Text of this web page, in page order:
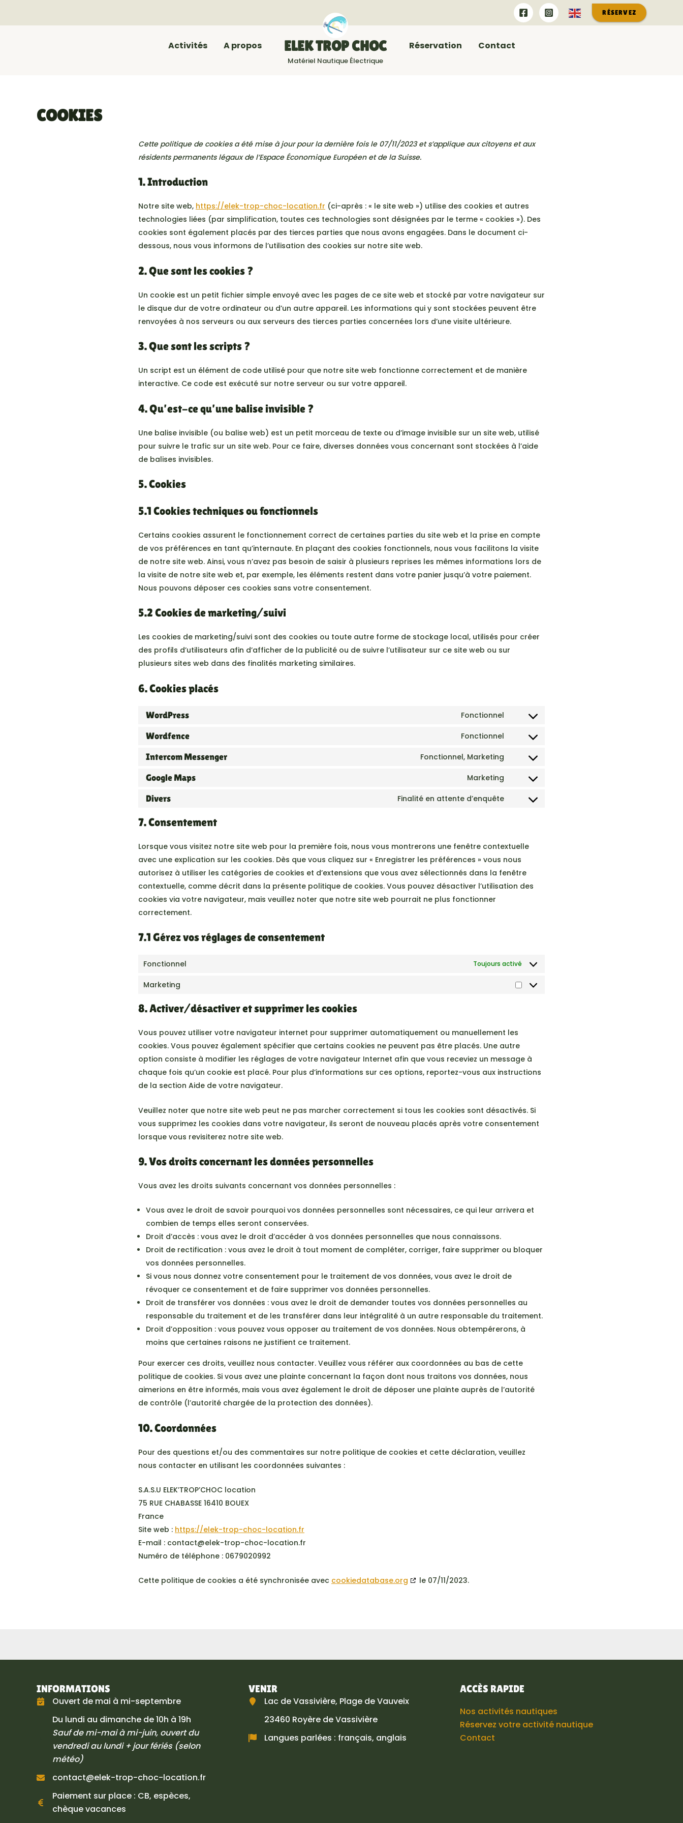
RÉSERVEZ
Activités A propos ELEK TROP CHOC Réservation Contact
COOKIES
Cette politique de cookies a été mise à jour pour la dernière fois le 07/11/2023 et s’applique aux citoyens et aux
résidents permanents légaux de l’Espace Économique Européen et de la Suisse.
1. Introduction
Notre site web, https://elek-trop-choc-location.fr (ci-après : « le site web ») utilise des cookies et autres
technologies liées (par simplification, toutes ces technologies sont désignées par le terme « cookies »). Des
cookies sont également placés par des tierces parties que nous avons engagées. Dans le document ci-
dessous, nous vous informons de l’utilisation des cookies sur notre site web.
2. Que sont les cookies ?
Un cookie est un petit fichier simple envoyé avec les pages de ce site web et stocké par votre navigateur sur
le disque dur de votre ordinateur ou d’un autre appareil. Les informations qui y sont stockées peuvent être
renvoyées à nos serveurs ou aux serveurs des tierces parties concernées lors d’une visite ultérieure.
3. Que sont les scripts ?
Un script est un élément de code utilisé pour que notre site web fonctionne correctement et de manière
interactive. Ce code est exécuté sur notre serveur ou sur votre appareil.
4. Qu’est-ce qu’une balise invisible ?
Une balise invisible (ou balise web) est un petit morceau de texte ou d’image invisible sur un site web, utilisé
pour suivre le trafic sur un site web. Pour ce faire, diverses données vous concernant sont stockées à l’aide
de balises invisibles.
5. Cookies
5.1 Cookies techniques ou fonctionnels
Certains cookies assurent le fonctionnement correct de certaines parties du site web et la prise en compte
de vos préférences en tant qu’internaute. En plaçant des cookies fonctionnels, nous vous facilitons la visite
de notre site web. Ainsi, vous n’avez pas besoin de saisir à plusieurs reprises les mêmes informations lors de
la visite de notre site web et, par exemple, les éléments restent dans votre panier jusqu’à votre paiement.
Nous pouvons déposer ces cookies sans votre consentement.
5.2 Cookies de marketing/suivi
Les cookies de marketing/suivi sont des cookies ou toute autre forme de stockage local, utilisés pour créer
des profils d’utilisateurs afin d’afficher de la publicité ou de suivre l’utilisateur sur ce site web ou sur
plusieurs sites web dans des finalités marketing similaires.
6. Cookies placés
WordPress Fonctionnel
Consent
wordpress
Wordfence Fonctionnel
Consent
wordfence
Intercom Messenger Fonctionnel, Marketing
Consent
intercom-
Google Maps Marketing
Consent
Divers Finalité en attente d’enquête
Consent
divers
7. Consentement
Lorsque vous visitez notre site web pour la première fois, nous vous montrerons une fenêtre contextuelle
avec une explication sur les cookies. Dès que vous cliquez sur « Enregistrer les préférences » vous nous
autorisez à utiliser les catégories de cookies et d’extensions que vous avez sélectionnés dans la fenêtre
contextuelle, comme décrit dans la présente politique de cookies. Vous pouvez désactiver l’utilisation des
cookies via votre navigateur, mais veuillez noter que notre site web pourrait ne plus fonctionner
correctement.
7.1 Gérez vos réglages de consentement
Fonctionnel Toujours activé
Marketing
Marketing
8. Activer/désactiver et supprimer les cookies
Vous pouvez utiliser votre navigateur internet pour supprimer automatiquement ou manuellement les
cookies. Vous pouvez également spécifier que certains cookies ne peuvent pas être placés. Une autre
option consiste à modifier les réglages de votre navigateur Internet afin que vous receviez un message à
chaque fois qu’un cookie est placé. Pour plus d’informations sur ces options, reportez-vous aux instructions
de la section Aide de votre navigateur.
Veuillez noter que notre site web peut ne pas marcher correctement si tous les cookies sont désactivés. Si
vous supprimez les cookies dans votre navigateur, ils seront de nouveau placés après votre consentement
lorsque vous revisiterez notre site web.
9. Vos droits concernant les données personnelles
Vous avez les droits suivants concernant vos données personnelles :
Vous avez le droit de savoir pourquoi vos données personnelles sont nécessaires, ce qui leur arrivera et
combien de temps elles seront conservées.
Droit d’accès : vous avez le droit d’accéder à vos données personnelles que nous connaissons.
Droit de rectification : vous avez le droit à tout moment de compléter, corriger, faire supprimer ou bloquer
vos données personnelles.
Si vous nous donnez votre consentement pour le traitement de vos données, vous avez le droit de
révoquer ce consentement et de faire supprimer vos données personnelles.
Droit de transférer vos données : vous avez le droit de demander toutes vos données personnelles au
responsable du traitement et de les transférer dans leur intégralité à un autre responsable du traitement.
Droit d’opposition : vous pouvez vous opposer au traitement de vos données. Nous obtempérerons, à
moins que certaines raisons ne justifient ce traitement.
Pour exercer ces droits, veuillez nous contacter. Veuillez vous référer aux coordonnées au bas de cette
politique de cookies. Si vous avez une plainte concernant la façon dont nous traitons vos données, nous
aimerions en être informés, mais vous avez également le droit de déposer une plainte auprès de l’autorité
de contrôle (l’autorité chargée de la protection des données).
10. Coordonnées
Pour des questions et/ou des commentaires sur notre politique de cookies et cette déclaration, veuillez
nous contacter en utilisant les coordonnées suivantes :
S.A.S.U ELEK’TROP’CHOC location
75 RUE CHABASSE 16410 BOUEX
France
Site web : https://elek-trop-choc-location.fr
E-mail : contact@elek-trop-choc-location.fr
Numéro de téléphone : 0679020992
Cette politique de cookies a été synchronisée avec cookiedatabase.org le 07/11/2023.
INFORMATIONS
Ouvert de mai à mi-septembre
Du lundi au dimanche de 10h à 19h
Sauf de mi-mai à mi-juin, ouvert du
vendredi au lundi + jour fériés (selon
météo)
contact@elek-trop-choc-location.fr
Paiement sur place : CB, espèces,
chèque vacances
VENIR
Lac de Vassivière, Plage de Vauveix
23460 Royère de Vassivière
Langues parlées : français, anglais
ACCÈS RAPIDE
Nos activités nautiques
Réservez votre activité nautique
Contact